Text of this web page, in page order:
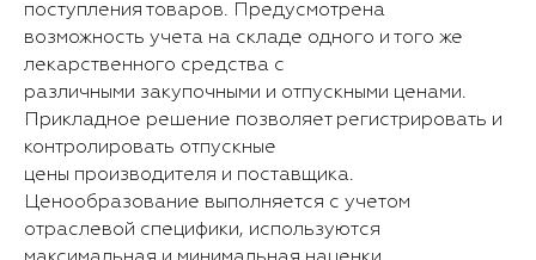
поступления товаров. Предусмотрена
возможность учета на складе одного и того же
лекарственного средства с
различными закупочными и отпускными ценами.
Прикладное решение позволяет регистрировать и
контролировать отпускные
цены производителя и поставщика.
Ценообразование выполняется с учетом
отраслевой специфики, используются